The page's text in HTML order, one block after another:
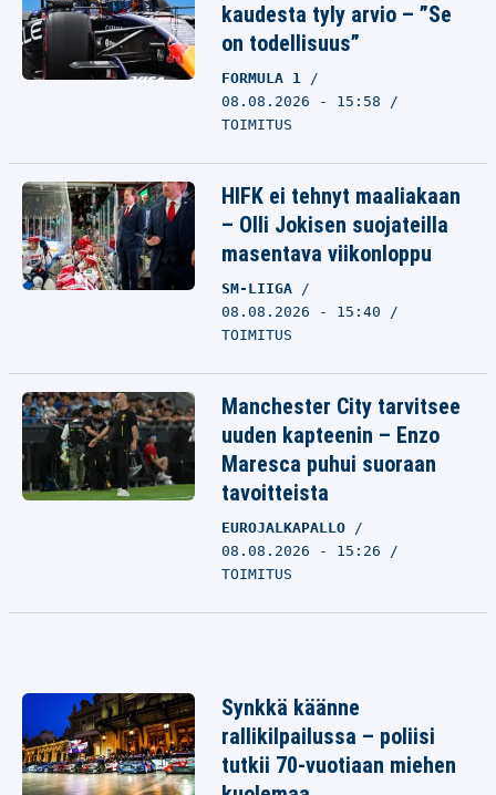
kaudesta tyly arvio – ”Se
on todellisuus”
FORMULA 1
08.08.2026 - 15:58
TOIMITUS
HIFK ei tehnyt maaliakaan
– Olli Jokisen suojateilla
masentava viikonloppu
SM-LIIGA
08.08.2026 - 15:40
TOIMITUS
Manchester City tarvitsee
uuden kapteenin – Enzo
Maresca puhui suoraan
tavoitteista
EUROJALKAPALLO
08.08.2026 - 15:26
TOIMITUS
Synkkä käänne
rallikilpailussa – poliisi
tutkii 70-vuotiaan miehen